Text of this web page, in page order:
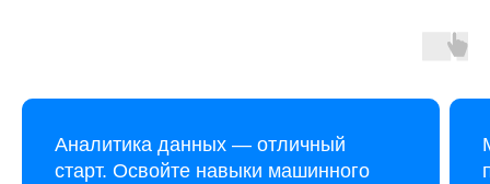
Аналитика данных — отличный
старт. Освойте навыки машинного